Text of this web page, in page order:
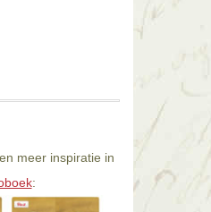
en meer inspiratie in
: